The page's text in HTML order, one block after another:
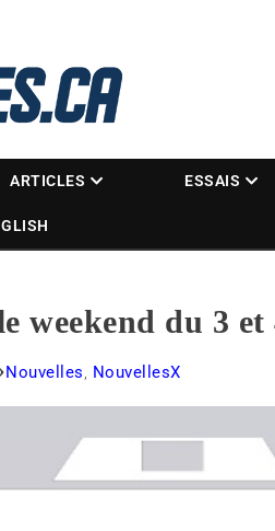
ARTICLES ESSAIS
weekend du 3 et
Nouvelles, NouvellesX